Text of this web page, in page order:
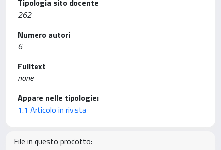
Tipologia sito docente
262
Numero autori
6
Fulltext
none
Appare nelle tipologie:
1.1 Articolo in rivista
File in questo prodotto: